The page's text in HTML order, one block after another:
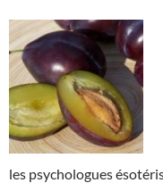
les psychologues